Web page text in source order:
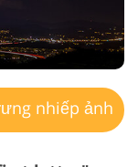
nhiếp ảnh